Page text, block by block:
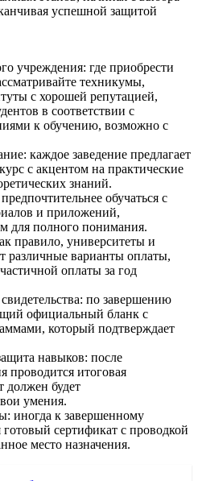
успешной защитой
учреждения: где приобрести
техникумы,
с хорошей репутацией,
в соответствии с
к обучению, возможно с
каждое заведение предлагает
с акцентом на практические
знаний.
обучаться с
и приложений,
для полного понимания.
правило, университеты и
различные варианты оплаты,
оплаты за год
по завершению
официальный бланк с
который подтверждает
навыков: после
проводится итоговая
должен будет
умения.
иногда к завершенному
сертификат с проводкой
место назначения.